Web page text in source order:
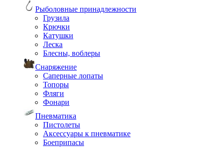
Рыболовные принадлежности
Грузила
Крючки
Катушки
Леска
Блесны, воблеры
Снаряжение
Саперные лопаты
Топоры
Фляги
Фонари
Пневматика
Пистолеты
Аксессуары к пневматике
Боеприпасы